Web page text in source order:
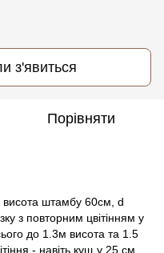
з'явиться
Порівняти
штамбу 60см, d
з повторним цвітінням у
до 1.3м висота та 1.5
- навіть кущ у 25 см